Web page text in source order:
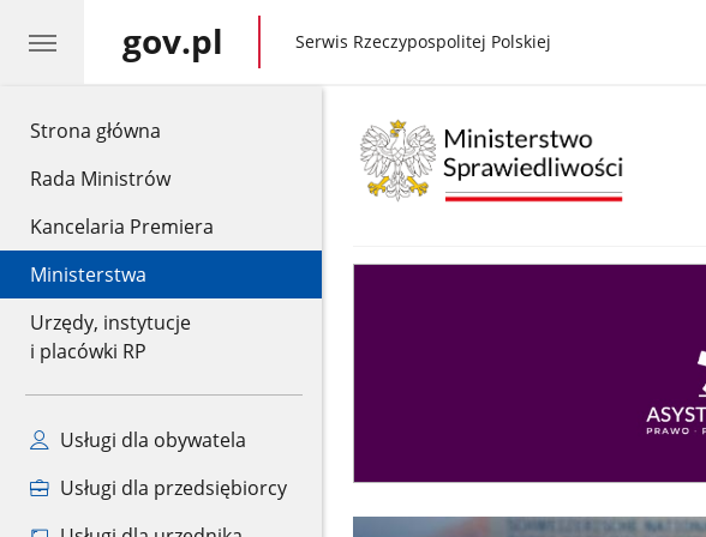
Strona główna
Rada Ministrów
Kancelaria Premiera
Ministerstwa
Urzędy, instytucje
i placówki RP
Usługi dla obywatela
Usługi dla przedsiębiorcy
gov.pl gov.pl
Serwis Rzeczypospolitej Polskiej